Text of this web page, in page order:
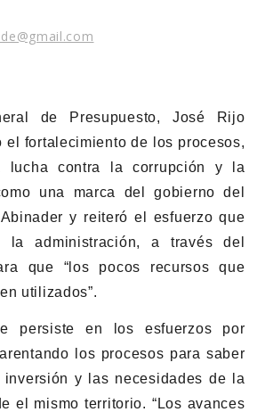
de Presupuesto, José Rijo
el fortalecimiento de los procesos,
contra la corrupción y la
una marca del gobierno del
y reiteró el esfuerzo que
la administración, a través del
que “los pocos recursos que
utilizados”.
persiste en los esfuerzos por
los procesos para saber
y las necesidades de la
el mismo territorio. “Los avances